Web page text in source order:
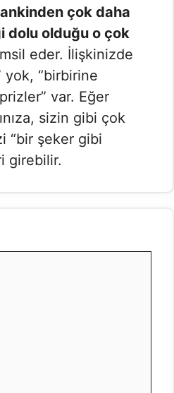
çok daha
dolu olduğu o çok
eder. İlişkinizde
yok, “birbirine
var. Eğer
sizin gibi çok
“bir şeker gibi
girebilir.